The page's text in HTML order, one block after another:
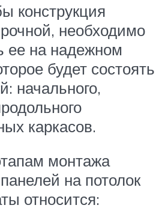
конструкция
необходимо
ее на надежном
будет состоять
начального,
каркасов.
монтажа
на потолок
относится: